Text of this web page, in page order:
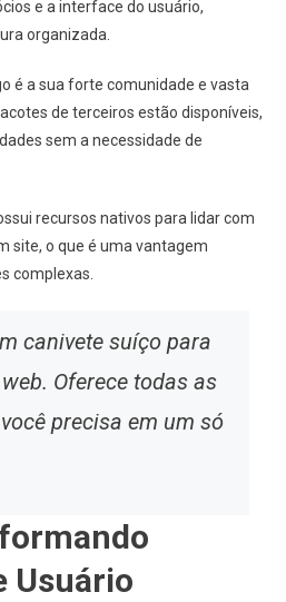
e a interface do usuário,
organizada.
é a sua forte comunidade e vasta
de terceiros estão disponíveis,
sem a necessidade de
recursos nativos para lidar com
site, o que é uma vantagem
complexas.
canivete suíço para
Oferece todas as
precisa em um só
Usuário